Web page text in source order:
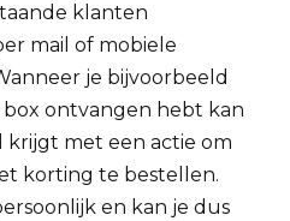
klanten
mail of mobiele
je bijvoorbeeld
ontvangen hebt kan
krijgt met een actie om
korting te bestellen.
en kan je dus